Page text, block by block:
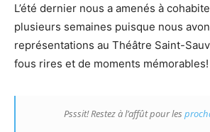
L’été dernier nous a amenés à
plusieurs semaines puisque nous
représentations au Théâtre Saint-
fous rires et de moments mémorables!
Psssit! Restez à l’affût pour les